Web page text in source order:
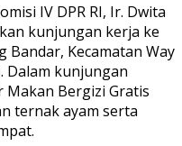
IV DPR RI, Ir. Dwita
kunjungan kerja ke
Bandar, Kecamatan Way
Dalam kunjungan
Bergizi Gratis
ternak ayam serta